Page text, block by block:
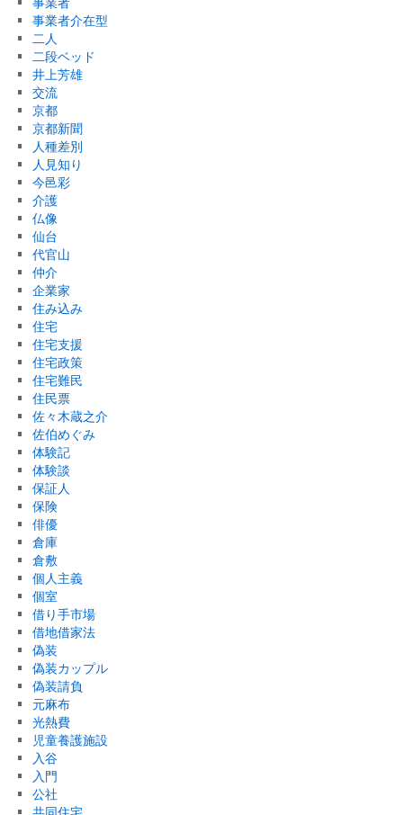
事業者介在型
二人
二段ベッド
井上芳雄
交流
京都
京都新聞
人種差別
人見知り
今邑彩
介護
仏像
仙台
代官山
仲介
企業家
住み込み
住宅
住宅支援
住宅政策
住宅難民
住民票
佐々木蔵之介
佐伯めぐみ
体験記
体験談
保証人
保険
俳優
倉庫
倉敷
個人主義
個室
借り手市場
借地借家法
偽装
偽装カップル
偽装請負
元麻布
光熱費
児童養護施設
入谷
入門
公社